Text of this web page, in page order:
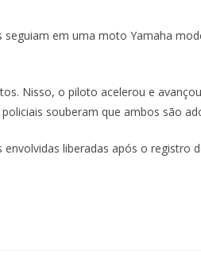
em uma moto Yamaha
Nisso, o piloto acelerou e
souberam que ambos são
liberadas após o registro